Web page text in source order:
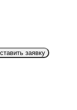
заявку